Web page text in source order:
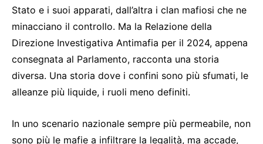
Stato e i suoi apparati, dall’altra i clan mafiosi che ne
minacciano il controllo. Ma la Relazione della
Direzione Investigativa Antimafia per il 2024, appena
consegnata al Parlamento, racconta una storia
diversa. Una storia dove i confini sono più sfumati, le
alleanze più liquide, i ruoli meno definiti.
In uno scenario nazionale sempre più permeabile, non
sono più le mafie a infiltrare la legalità, ma accade,